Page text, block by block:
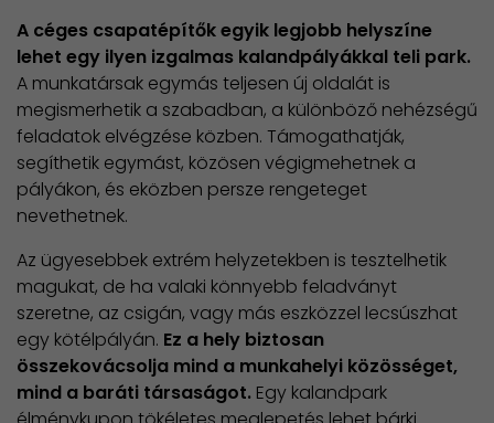
A céges csapatépítők egyik legjobb helyszíne
lehet egy ilyen izgalmas kalandpályákkal teli park.
A munkatársak egymás teljesen új oldalát is
megismerhetik a szabadban, a különböző nehézségű
feladatok elvégzése közben. Támogathatják,
segíthetik egymást, közösen végigmehetnek a
pályákon, és eközben persze rengeteget
nevethetnek.
Az ügyesebbek extrém helyzetekben is tesztelhetik
magukat, de ha valaki könnyebb feladványt
szeretne, az csigán, vagy más eszközzel lecsúszhat
egy kötélpályán. Ez a hely biztosan
összekovácsolja mind a munkahelyi közösséget,
mind a baráti társaságot. Egy kalandpark